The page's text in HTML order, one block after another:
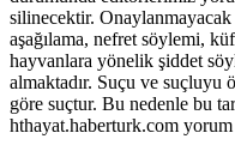
silinecektir.
aşağılama, nefret söylemi,
hayvanlara yönelik şiddet
almaktadır. Suçu ve suçluyu
göre suçtur. Bu nedenle bu
hthayat.haberturk.com yorum